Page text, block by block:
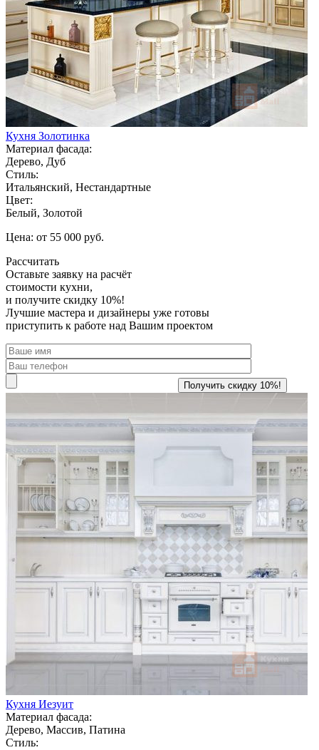
Кухня Золотинка
Материал фасада:
Дерево, Дуб
Стиль:
Итальянский, Нестандартные
Цвет:
Белый, Золотой
Цена: от 55 000 руб.
Рассчитать
Оставьте заявку на расчёт
стоимости кухни,
и получите скидку 10%!
Лучшие мастера и дизайнеры уже готовы
приступить к работе над Вашим проектом
Кухня Иезуит
Материал фасада:
Дерево, Массив, Патина
Стиль: